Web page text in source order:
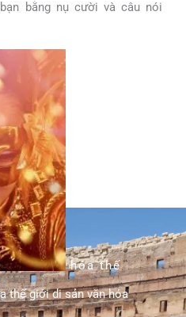
bằng nụ cười và câu nói
sản văn hóa thế
thế giới di sản văn hóa